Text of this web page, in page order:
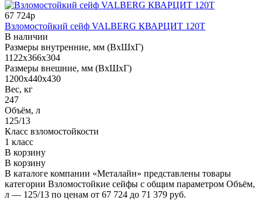
67 724р
Взломостойкий сейф VALBERG КВАРЦИТ 120Т
В наличии
Размеры внутренние, мм (ВхШхГ)
1122x366x304
Размеры внешние, мм (ВхШхГ)
1200x440x430
Вес, кг
247
Объём, л
125/13
Класс взломостойкости
1 класс
В корзину
В корзину
В каталоге компании «Металайн» представлены товары
категории Взломостойкие сейфы с общим параметром Объём,
л — 125/13 по ценам от 67 724 до 71 379 руб.